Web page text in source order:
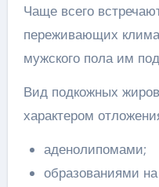
Чаще всего
переживающих
мужского пола им
Вид подкожных
характером
аденолипомами;
образованиями